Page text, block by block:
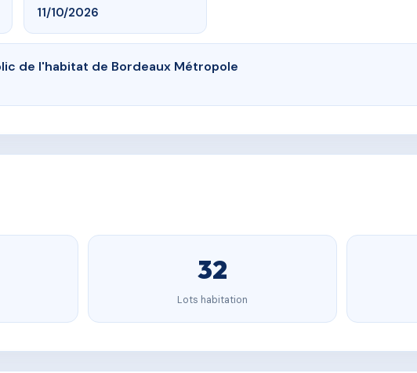
11/10/2026
de l'habitat de Bordeaux Métropole
32
Lots habitation